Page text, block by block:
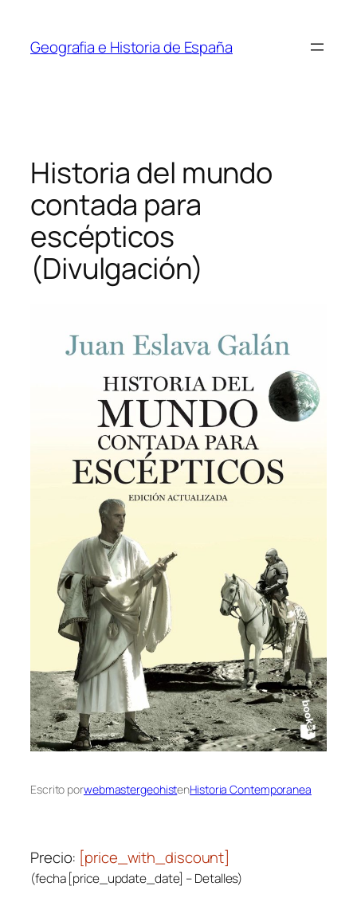
contenido
Geografia e Historia de España
Historia del mundo
contada para
escépticos
(Divulgación)
Escrito porwebmastergeohistenHistoria Contemporanea
Precio: [price_with_discount]
(fecha [price_update_date] –Detalles)